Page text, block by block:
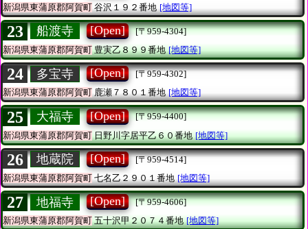
新潟県東蒲原郡阿賀町 谷沢１９２番地 [地図等]
23 船渡寺 [Open]
[〒959-4304]
新潟県東蒲原郡阿賀町豊実乙８９９番地 [地図等]
24 多宝寺 [Open]
[〒959-4302]
新潟県東蒲原郡阿賀町鹿瀬７８０１番地 [地図等]
25 大福寺 [Open]
[〒959-4400]
新潟県東蒲原郡阿賀町日野川字居平乙６０番地 [地図等]
26 地蔵院 [Open]
[〒959-4514]
新潟県東蒲原郡阿賀町 七名乙２９０１番地 [地図等]
27 地福寺 [Open]
[〒959-4606]
新潟県東蒲原郡阿賀町五十沢甲２０７４番地 [地図等]